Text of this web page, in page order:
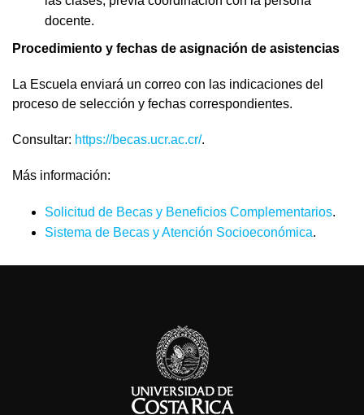
docente.
Procedimiento y fechas de asignación de asistencias
La Escuela enviará un correo con las indicaciones del
proceso de selección y fechas correspondientes.
Consultar: https://becas.ucr.ac.cr/.
Más información:
Solicitud de Becas y Beneficios Complementarios.
Sistema de Becas y Atención Socioeconómica.